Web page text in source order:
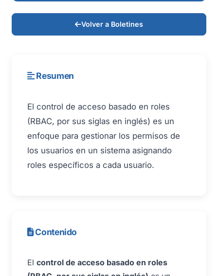
Resumen
El control de acceso basado en roles
(RBAC, por sus siglas en inglés) es un
enfoque para gestionar los permisos de
los usuarios en un sistema asignando
roles específicos a cada usuario.
Contenido
El control de acceso basado en roles
Volver a Boletines